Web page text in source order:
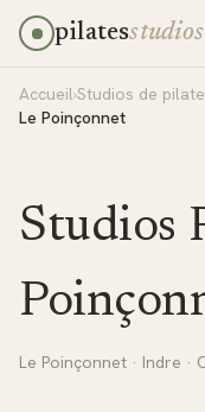
pilatesstudios
Accueil›Studios de
Le Poinçonnet
Studios
Le Poinçonnet · Indre ·